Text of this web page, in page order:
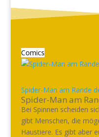
Comics
Spider-Man am Rande
Spider-Man am
Bei Spinnen scheiden
gibt Menschen, die
Haustiere. Es gibt aber